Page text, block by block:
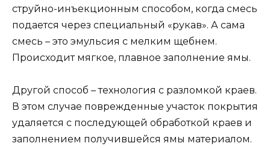
струйно-инъекционным способом, когда смесь
подается через специальный «рукав». А сама
смесь – это эмульсия с мелким щебнем.
Происходит мягкое, плавное заполнение ямы.
Другой способ – технология с разломкой краев.
В этом случае поврежденные участок покрытия
удаляется с последующей обработкой краев и
заполнением получившейся ямы материалом.